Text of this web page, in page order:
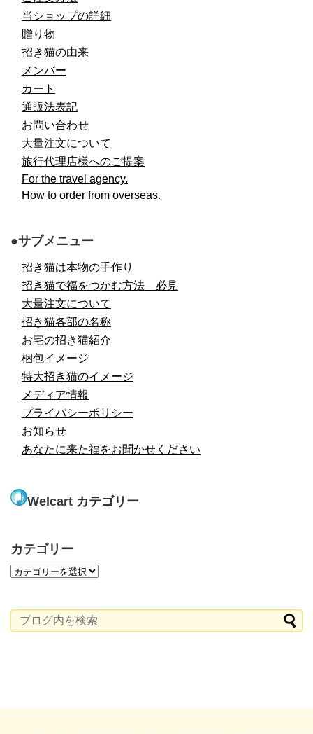
当ショップの詳細
贈り物
招き猫の由来
メンバー
カート
通販法表記
お問い合わせ
大量注文について
旅行代理店様へのご提案
For the travel agency.
How to order from overseas.
●サブメニュー
招き猫は本物の手作り
招き猫で福をつかむ方法 必見
大量注文について
招き猫各部の名称
お宅の招き猫紹介
梱包イメージ
特大招き猫のイメージ
メディア情報
プライバシーポリシー
お知らせ
あなたに来た福をお聞かせください
Welcart カテゴリー
カテゴリー